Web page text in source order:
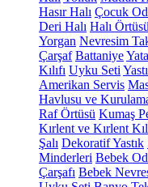
Hasır Halı Çocuk
Deri Halı Halı Örtüsü
Yorgan Nevresim
Çarşaf Battaniye
Kılıfı Uyku Seti
Amerikan Servis
Havlusu ve
Raf Örtüsü Kumaş
Kırlent ve Kırlent
Şalı Dekoratif Yastık
Minderleri Bebek
Çarşafı Bebek